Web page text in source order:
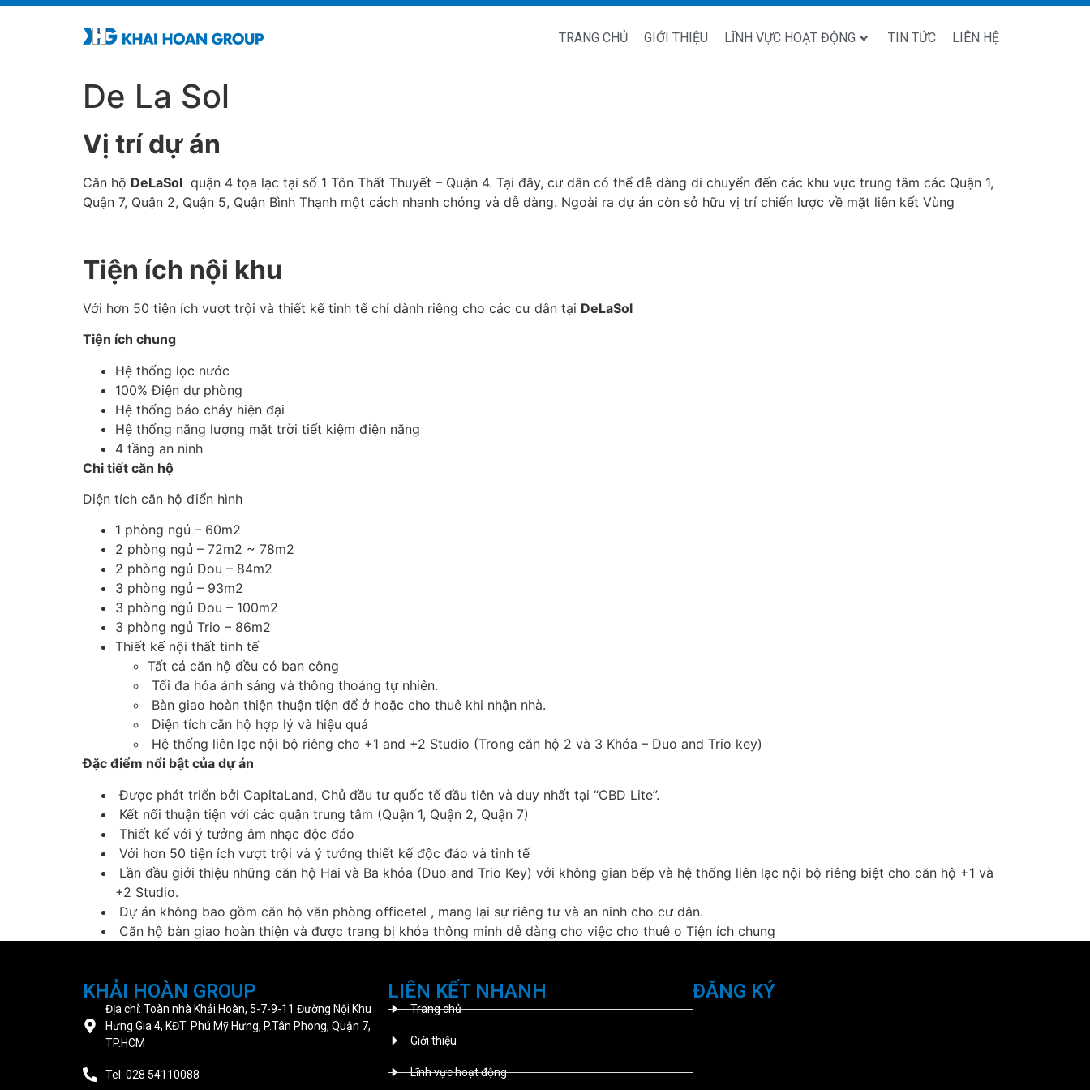
TRANG CHỦ GIỚI THIỆU LĨNH VỰC HOẠT ĐỘNG TIN TỨC LIÊN HỆ
De La Sol
Vị trí dự án
Căn hộ DeLaSol quận 4 tọa lạc tại số 1 Tôn Thất Thuyết – Quận 4. Tại đây, cư dân có thể dễ dàng di chuyển đến các khu vực trung tâm các Quận 1,
Quận 7, Quận 2, Quận 5, Quận Bình Thạnh một cách nhanh chóng và dễ dàng. Ngoài ra dự án còn sở hữu vị trí chiến lược về mặt liên kết Vùng
Tiện ích nội khu
Với hơn 50 tiện ích vượt trội và thiết kế tinh tế chỉ dành riêng cho các cư dân tại DeLaSol
Tiện ích chung
Hệ thống lọc nước
100% Điện dự phòng
Hệ thống báo cháy hiện đại
Hệ thống năng lượng mặt trời tiết kiệm điện năng
4 tầng an ninh
Chi tiết căn hộ
Diện tích căn hộ điển hình
1 phòng ngủ – 60m2
2 phòng ngủ – 72m2 ~ 78m2
2 phòng ngủ Dou – 84m2
3 phòng ngủ – 93m2
3 phòng ngủ Dou – 100m2
3 phòng ngủ Trio – 86m2
Thiết kế nội thất tinh tế
Tất cả căn hộ đều có ban công
Tối đa hóa ánh sáng và thông thoáng tự nhiên.
Bàn giao hoàn thiện thuận tiện để ở hoặc cho thuê khi nhận nhà.
Diện tích căn hộ hợp lý và hiệu quả
Hệ thống liên lạc nội bộ riêng cho +1 and +2 Studio (Trong căn hộ 2 và 3 Khóa – Duo and Trio key)
Đặc điểm nổi bật của dự án
Được phát triển bởi CapitaLand, Chủ đầu tư quốc tế đầu tiên và duy nhất tại “CBD Lite”.
Kết nối thuận tiện với các quận trung tâm (Quận 1, Quận 2, Quận 7)
Thiết kế với ý tưởng âm nhạc độc đáo
Với hơn 50 tiện ích vượt trội và ý tưởng thiết kế độc đáo và tinh tế
Lần đầu giới thiệu những căn hộ Hai và Ba khóa (Duo and Trio Key) với không gian bếp và hệ thống liên lạc nội bộ riêng biệt cho căn hộ +1 và
+2 Studio.
Dự án không bao gồm căn hộ văn phòng officetel , mang lại sự riêng tư và an ninh cho cư dân.
Căn hộ bàn giao hoàn thiện và được trang bị khóa thông minh dễ dàng cho việc cho thuê o Tiện ích chung
KHẢI HOÀN GROUP
Địa chỉ: Toàn nhà Khải Hoàn, 5-7-9-11 Đường Nội Khu
Hưng Gia 4, KĐT. Phú Mỹ Hưng, P.Tân Phong, Quận 7,
TP.HCM
Tel: 028 54110088
LIÊN KẾT NHANH
Trang chủ
Giới thiệu
Lĩnh vực hoạt động
ĐĂNG KÝ